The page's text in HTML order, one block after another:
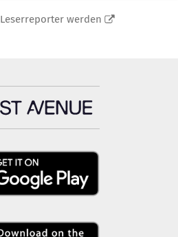
Leserreporter werden